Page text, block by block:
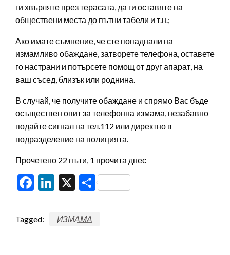
ги хвърляте през терасата, да ги оставяте на
обществени места до пътни табели и т.н.;
Ако имате съмнение, че сте попаднали на
измамливо обаждане, затворете телефона, оставете
го настрани и потърсете помощ от друг апарат, на
ваш съсед, близък или роднина.
В случай, че получите обаждане и спрямо Вас бъде
осъществен опит за телефонна измама, незабавно
подайте сигнал на тел.112 или директно в
подразделение на полицията.
Прочетено 22 пъти, 1 прочита днес
Facebook
LinkedIn
X Share
Tagged: ИЗМАМА